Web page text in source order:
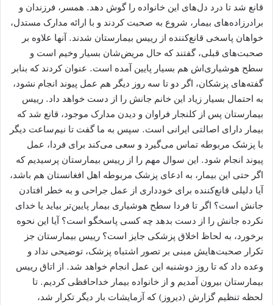
قانع شد تا درد دل‌های این خانواده را گوش دهد. همسر، فرزندان و
برادرزاده‌های بیمار، شروع به صحبت کردند و با ارائه مدارک مستدل،
خواهان پاسخی قانع‌کننده از رییس بیمارستان شدند. آنها علاوه بر
صحبت‌های قبلی، گفتند که حال مریض‌شان بسیار وخیم است و
سطح هوشیاری‌اش هم بسیار پایین آمده است. عنوان کردند که بنابر
گفته‌های پزشکان، اگر دو تا سه روز دیگر هم عمل پیوند انجام نشود،
به احتمال بسیار زیاد این خانم جانش را از دست خواهد داد. رییس
بیمارستان پس از کلنجار فراوان و دیدن مدارک موجود، قانع شد که
بیمار دارای اصالتی ایرانی است. سپس به ما گفت تا نیم‌ساعت دیگر
با پزشک مربوطه تماس می‌گیرد و سعی می‌کند برای فردا، عمل
پیوند انجام شود. این سوال مهم را از رییس بیمارستان پرسیدیم که
اگر حتی این بیمار، به ادعای پزشک مربوطه اهل افغانستان هم باشد،
آیا دلیلی قانع‌کننده برای خودداری از عمل جراحی و به خطر افتادن
جانش است؟ اگر تا فردا سطح هوشیاری بیمار پایین‌تر بیاید یا خدای
نکرده جانش را از دست بدهد چه کسی پاسخگو است؟ آیا این نحوه
برخورد، به لحاظ اخلاق پزشکی جایز است؟ رییس بیمارستان جز
تکرار صحبت‌هایش مبنی بر تصور اشتباه پزشک، توضیحی نداد و
وعده داد که تا روز دوشنبه این عمل انجام خواهد شد. از اتاق رییس
بیمارستان بیرون آمدیم و از خانواده بیمار خداحافظی کردیم. تا
لحظه تنظیم گزارش (دیروز) که آزمایشات بار دیگر تکرار شد،